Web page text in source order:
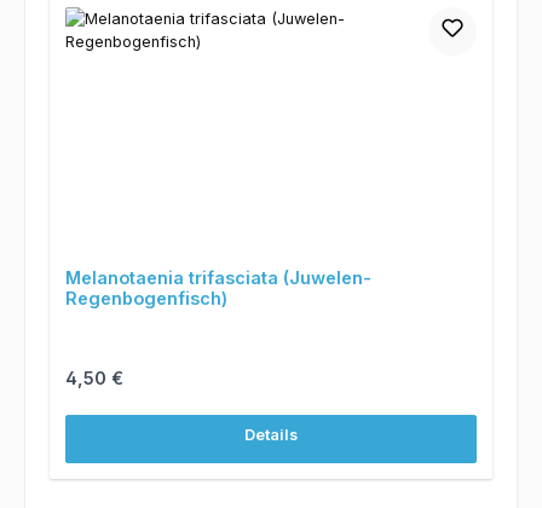
Melanotaenia trifasciata (Juwelen-
Regenbogenfisch)
Regulärer Preis:
4,50 €
Details